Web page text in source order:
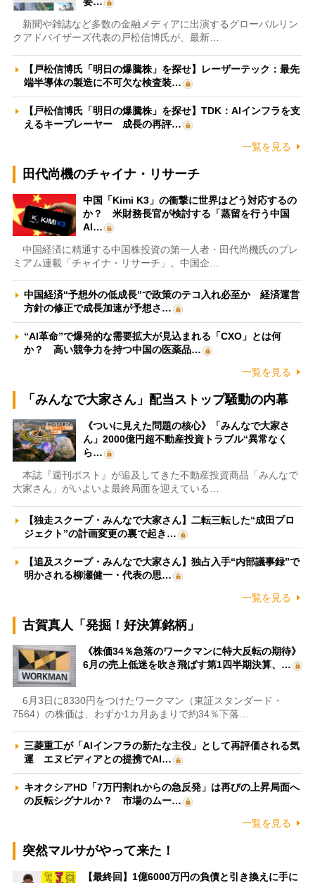
新聞や雑誌など多数の金融メディアに出演するグローバルリン
クアドバイザーズ代表の戸松信博氏が、最新…
【戸松信博氏「明日の爆騰株」を探せ】レーザーテック：最先
端半導体の製造に不可欠な検査装…
【戸松信博氏「明日の爆騰株」を探せ】TDK：AIインフラを支
えるキープレーヤー 成長の再評…
一覧を見る
田代尚機のチャイナ・リサーチ
中国「Kimi K3」の衝撃に世界はどう対応するの
か？ 米財務長官が検討する「蒸留を行う中国
AI…
中国経済に精通する中国株投資の第一人者・田代尚機氏のプレ
ミアム連載「チャイナ・リサーチ」。中国企…
中国経済“予想外の低成長”で政策のテコ入れ必至か 経済運営
方針の修正で成長加速が予想さ…
“AI革命”で爆発的な需要拡大が見込まれる「CXO」とは何
か？ 高い競争力を持つ中国の医薬品…
一覧を見る
「みんなで大家さん」配当ストップ騒動の内幕
《ついに見えた問題の核心》「みんなで大家さ
ん」2000億円超不動産投資トラブル“異常なく
ら…
本誌『週刊ポスト』が追及してきた不動産投資商品「みんなで
大家さん」がいよいよ最終局面を迎えている…
【独走スクープ・みんなで大家さん】二転三転した“成田プロ
ジェクト”の計画変更の裏で起き…
【追及スクープ・みんなで大家さん】独占入手“内部議事録”で
明かされる柳瀬健一・代表の思…
一覧を見る
古賀真人「発掘！好決算銘柄」
《株価34％急落のワークマンに特大反転の期待》
6月の売上低迷を吹き飛ばす第1四半期決算、…
6月3日に8330円をつけたワークマン（東証スタンダード・
7564）の株価は、わずか1カ月あまりで約34％下落…
三菱重工が「AIインフラの新たな主役」として再評価される気
運 エヌビディアとの提携でAI…
キオクシアHD「7万円割れからの急反発」は再びの上昇局面へ
の反転シグナルか？ 市場のムー…
一覧を見る
突然マルサがやって来た！
【最終回】1億6000万円の負債と引き換えに手に